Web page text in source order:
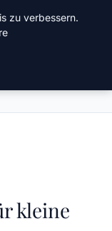
kleine
kleine
zu verbessern.